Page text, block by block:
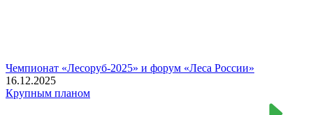
Чемпионат «Лесоруб-2025» и форум «Леса России»
16.12.2025
Крупным планом